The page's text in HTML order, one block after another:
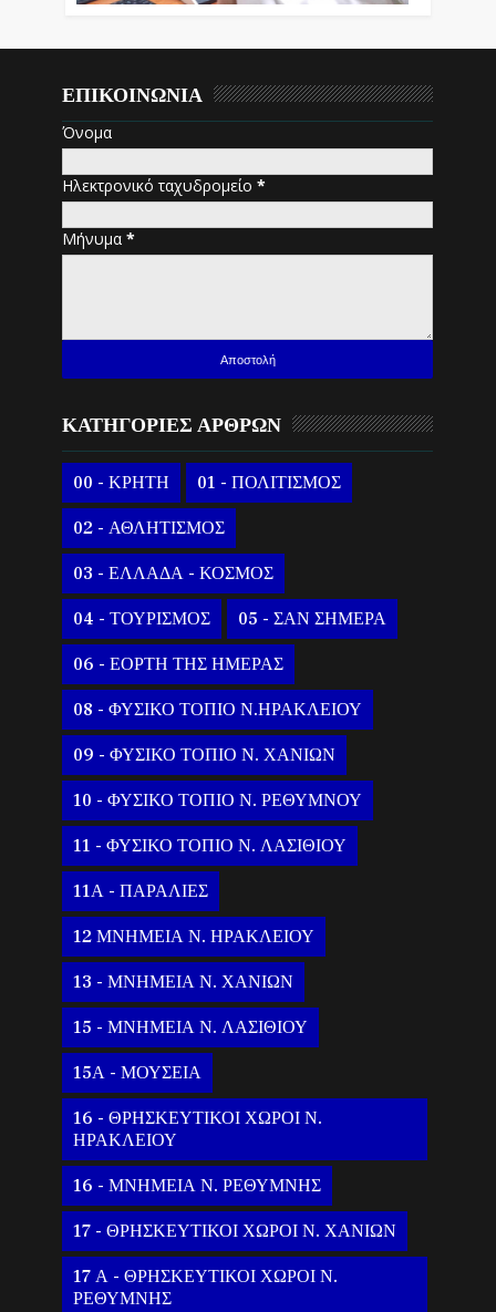
ΕΠΙΚΟΙΝΩΝΙΑ
Όνομα
Ηλεκτρονικό ταχυδρομείο*
Μήνυμα*
ΚΑΤΗΓΟΡΙΕΣ ΑΡΘΡΩΝ
00 - ΚΡΗΤΗ 01 - ΠΟΛΙΤΙΣΜΟΣ
02 - ΑΘΛΗΤΙΣΜΟΣ
03 - ΕΛΛΑΔΑ - ΚΟΣΜΟΣ
04 - ΤΟΥΡΙΣΜΟΣ 05 - ΣΑΝ ΣΗΜΕΡΑ
06 - ΕΟΡΤΗ ΤΗΣ ΗΜΕΡΑΣ
08 - ΦΥΣΙΚΟ ΤΟΠΙΟ Ν.ΗΡΑΚΛΕΙΟΥ
09 - ΦΥΣΙΚΟ ΤΟΠΙΟ Ν. ΧΑΝΙΩΝ
10 - ΦΥΣΙΚΟ ΤΟΠΙΟ Ν. ΡΕΘΥΜΝΟΥ
11 - ΦΥΣΙΚΟ ΤΟΠΙΟ Ν. ΛΑΣΙΘΙΟΥ
11Α - ΠΑΡΑΛΙΕΣ
12 ΜΝΗΜΕΙΑ Ν. ΗΡΑΚΛΕΙΟΥ
13 - ΜΝΗΜΕΙΑ Ν. ΧΑΝΙΩΝ
15 - ΜΝΗΜΕΙΑ Ν. ΛΑΣΙΘΙΟΥ
15Α - ΜΟΥΣΕΙΑ
16 - ΘΡΗΣΚΕΥΤΙΚΟΙ ΧΩΡΟΙ Ν.
ΗΡΑΚΛΕΙΟΥ
16 - ΜΝΗΜΕΙΑ Ν. ΡΕΘΥΜΝΗΣ
17 - ΘΡΗΣΚΕΥΤΙΚΟΙ ΧΩΡΟΙ Ν. ΧΑΝΙΩΝ
17 Α - ΘΡΗΣΚΕΥΤΙΚΟΙ ΧΩΡΟΙ Ν.
ΡΕΘΥΜΝΗΣ